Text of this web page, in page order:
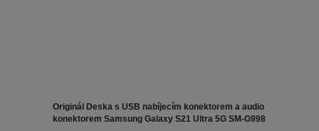
Originál Deska s USB nabíjecím konektorem a audio
konektorem Samsung Galaxy S21 Ultra 5G SM-G998